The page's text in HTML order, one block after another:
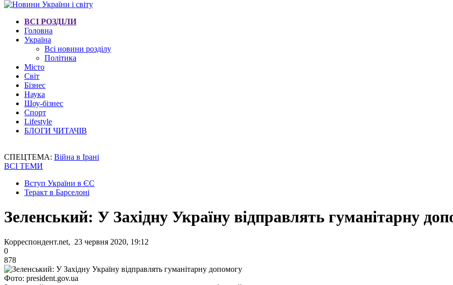
ВСІ РОЗДІЛИ
Головна
Україна
Всі новини розділу
Політика
Місто
Світ
Бізнес
Наука
Шоу-бізнес
Спорт
Lifestyle
БЛОГИ ЧИТАЧІВ
СПЕЦТЕМА: Війна в Ірані
ВСІ ТЕМИ
Вступ України в ЄС
Теракт в Барселоні
Зеленський: У Західну Україну відправлять гуманітарну
Корреспондент.net, 23 червня 2020, 19:12
0
878
Фото: president.gov.ua